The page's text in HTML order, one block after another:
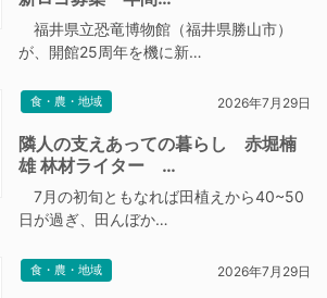
福井県立恐竜博物館（福井県勝山市）
が、開館25周年を機に新…
食・農・地域 2026年7月29日
隣人の支えあっての暮らし 赤堀楠
雄 林材ライター …
7月の初旬ともなれば田植えから40~50
日が過ぎ、田んぼか…
食・農・地域 2026年7月29日